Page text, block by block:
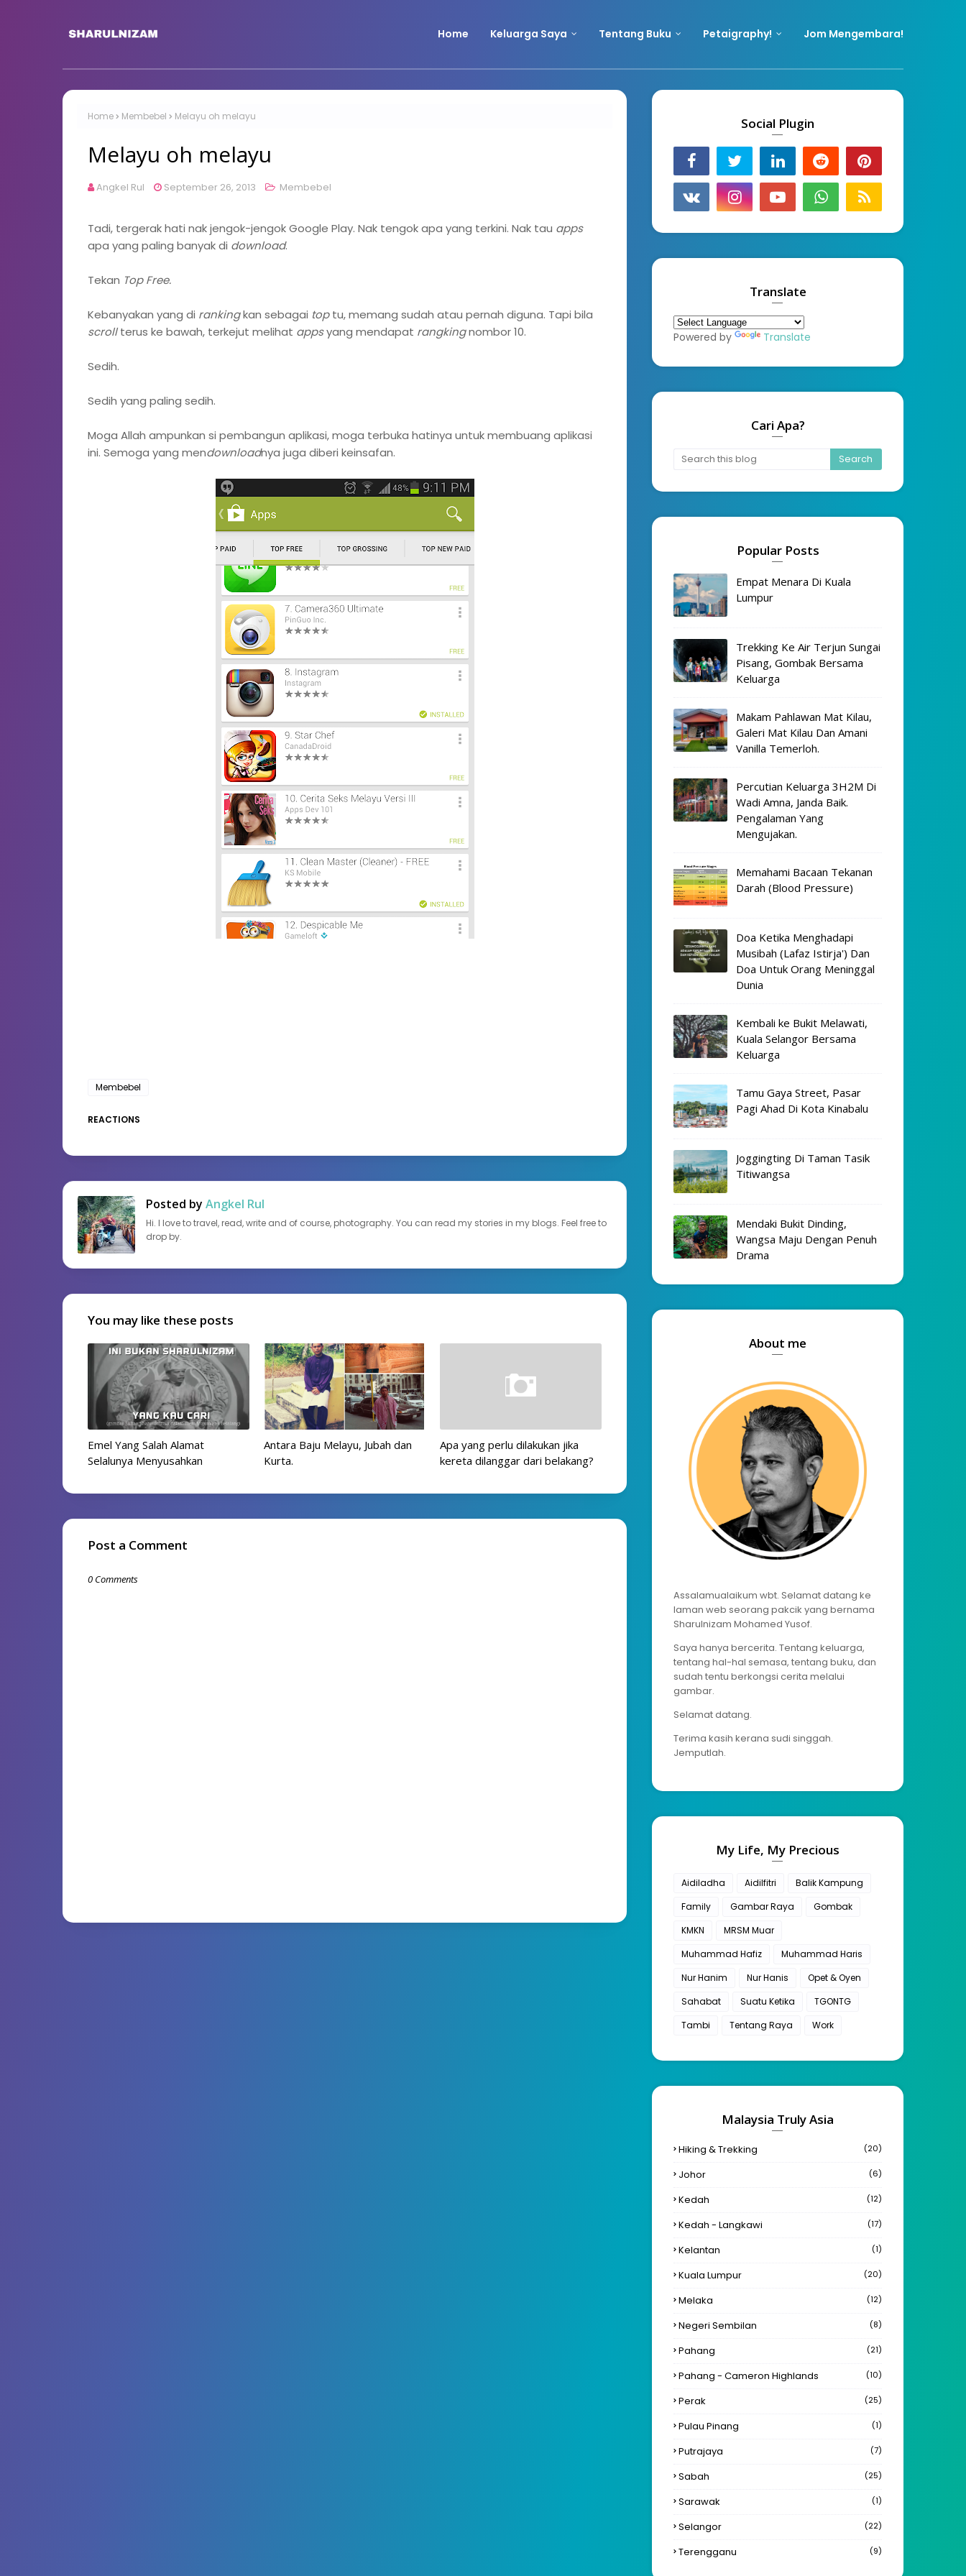
Home Keluarga Saya Tentang Buku Petaigraphy! Jom Mengembara!
Home Membebel Melayu oh melayu
Melayu oh melayu
Angkel Rul September 26, 2013 Membebel
Tadi, tergerak hati nak jengok-jengok Google Play. Nak tengok apa yang terkini. Nak tau apps
apa yang paling banyak di download.
Tekan Top Free.
Kebanyakan yang di rankingkan sebagai toptu, memang sudah atau pernah diguna. Tapi bila
scrollterus ke bawah, terkejut melihat appsyang mendapat rangkingnombor 10.
Sedih.
Sedih yang paling sedih.
Moga Allah ampunkan si pembangun aplikasi, moga terbuka hatinya untuk membuang aplikasi
ini. Semoga yang mendownloadnya juga diberi keinsafan.
Membebel
REACTIONS
Posted by Angkel Rul
Hi. I love to travel, read, write and of course, photography. You can read my stories in my blogs. Feel free to
drop by.
You may like these posts
Emel Yang Salah Alamat
Selalunya Menyusahkan
Antara Baju Melayu, Jubah dan
Kurta.
Apa yang perlu dilakukan jika
kereta dilanggar dari belakang?
Post a Comment
0 Comments
Social Plugin
Translate
Powered by Translate
Cari Apa?
Popular Posts
Empat Menara Di Kuala
Lumpur
Trekking Ke Air Terjun Sungai
Pisang, Gombak Bersama
Keluarga
Makam Pahlawan Mat Kilau,
Galeri Mat Kilau Dan Amani
Vanilla Temerloh.
Percutian Keluarga 3H2M Di
Wadi Amna, Janda Baik.
Pengalaman Yang
Mengujakan.
Memahami Bacaan Tekanan
Darah (Blood Pressure)
Doa Ketika Menghadapi
Musibah (Lafaz Istirja') Dan
Doa Untuk Orang Meninggal
Dunia
Kembali ke Bukit Melawati,
Kuala Selangor Bersama
Keluarga
Tamu Gaya Street, Pasar
Pagi Ahad Di Kota Kinabalu
Joggingting Di Taman Tasik
Titiwangsa
Mendaki Bukit Dinding,
Wangsa Maju Dengan Penuh
Drama
About me
Assalamualaikum wbt. Selamat datang ke
laman web seorang pakcik yang bernama
Sharulnizam Mohamed Yusof.
Saya hanya bercerita. Tentang keluarga,
tentang hal-hal semasa, tentang buku, dan
sudah tentu berkongsi cerita melalui
gambar.
Selamat datang.
Terima kasih kerana sudi singgah.
Jemputlah.
My Life, My Precious
Aidiladha Aidilfitri
Balik Kampung
Family
Gambar Raya
Gombak
KMKN
MRSM Muar
Muhammad Hafiz
Muhammad Haris
Nur Hanim
Nur Hanis
Opet & Oyen
Sahabat
Suatu Ketika
TGONTG
Tambi
Tentang Raya Work
Malaysia Truly Asia
Hiking & Trekking (20)
Johor (6)
Kedah (12)
Kedah - Langkawi (17)
Kelantan (1)
Kuala Lumpur (20)
Melaka (12)
Negeri Sembilan (8)
Pahang (21)
Pahang - Cameron Highlands (10)
Perak (25)
Pulau Pinang (1)
Putrajaya (7)
Sabah (25)
Sarawak (1)
Selangor (22)
Terengganu (9)